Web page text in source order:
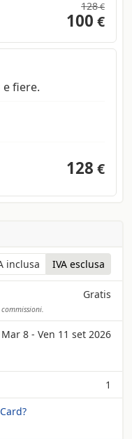
128€
100 €
e fiere.
128 €
inclusa IVA esclusa
Gratis
Mar 8 - Ven 11 set 2026
1